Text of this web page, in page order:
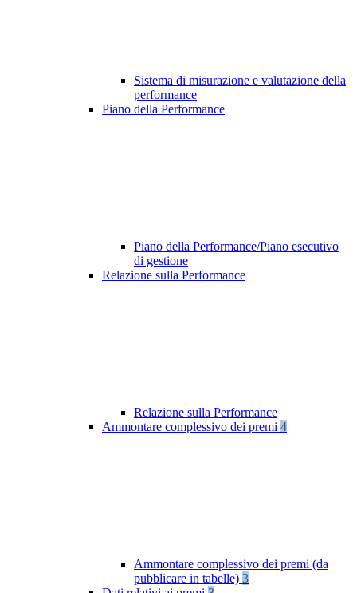
Sistema di misurazione e valutazione della
performance
Piano della Performance
Piano della Performance/Piano esecutivo
di gestione
Relazione sulla Performance
Relazione sulla Performance
Ammontare complessivo dei premi 4
Ammontare complessivo dei premi (da
pubblicare in tabelle) 3